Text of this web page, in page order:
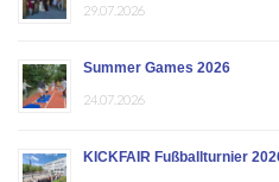
29.07.2026
Summer Games 2026
24.07.2026
KICKFAIR Fußballturnier